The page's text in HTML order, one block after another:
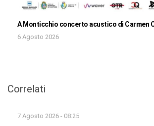
A Monticchio concerto acustico di Carmen
6 Agosto 2026
Correlati
7 Agosto 2026 - 08:25